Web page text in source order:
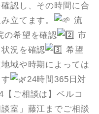
認し、その時間に合
立てます。
流
の希望を確認
市
況を確認
希望
域や時期によっては
24時間365日対
ご相談は】ベルコ
室」藤江までご相談